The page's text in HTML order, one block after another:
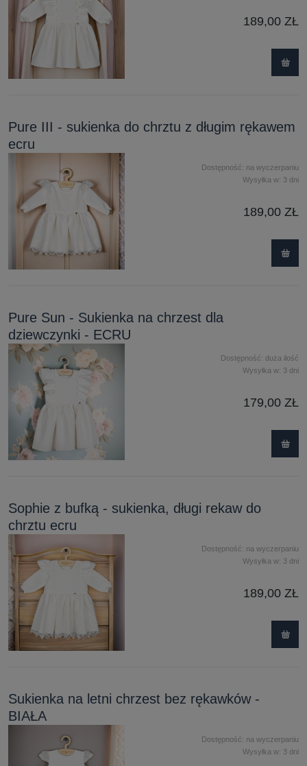
189,00 ZŁ
Pure III - sukienka do chrztu z długim rękawem
ecru
Dostępność: na wyczerpaniu
Wysyłka w: 3 dni
189,00 ZŁ
Pure Sun - Sukienka na chrzest dla
dziewczynki - ECRU
Dostępność: duża ilość
Wysyłka w: 3 dni
179,00 ZŁ
Sophie z bufką - sukienka, długi rekaw do
chrztu ecru
Dostępność: na wyczerpaniu
Wysyłka w: 3 dni
189,00 ZŁ
Sukienka na letni chrzest bez rękawków -
BIAŁA
Dostępność: na wyczerpaniu
Wysyłka w: 3 dni